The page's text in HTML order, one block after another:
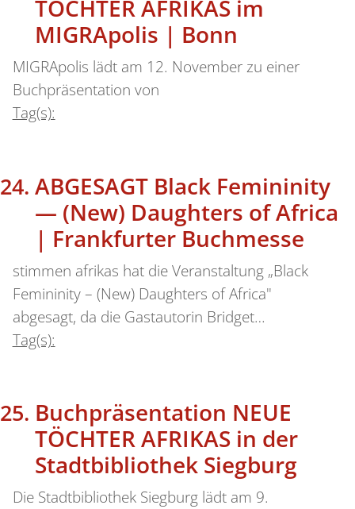
TÖCHTER AFRIKAS im
MIGRApolis | Bonn
MIGRApolis lädt am 12. November zu einer
Buchpräsentation von
Tag(s):
ABGESAGT Black Femininity
— (New) Daughters of Africa
| Frankfurter Buchmesse
stimmen afrikas hat die Veranstaltung „Black
Femininity – (New) Daughters of Africa"
abgesagt, da die Gastautorin Bridget…
Tag(s):
Buchpräsentation NEUE
TÖCHTER AFRIKAS in der
Stadtbibliothek Siegburg
Die Stadtbibliothek Siegburg lädt am 9.